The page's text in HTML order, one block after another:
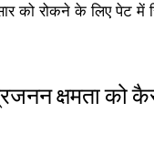
को रोकने के लिए पेट में
क्षमता को